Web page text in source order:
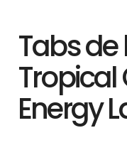
Tabs
Tropical
Energy